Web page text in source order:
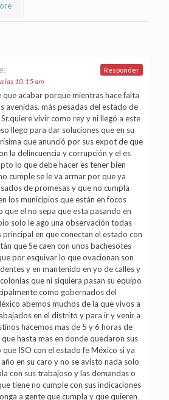
las 10:15 am
que acabar porque mientras hace falta
avenidas. más pesadas del estado de
vivir como rey y ni llegó a este
llego para dar soluciones que en su
que anunció por sus expot de que
la delincuencia y corrupción y el es
lo que debe hacer es tener bien
cumple se le va armar por que ya
de promesas y que no cumpla
los municipios que están en focos
que el no sepa que esta pasando en
solo le ago una observación todas
principal en que conectan el estado con
que Se caen con unos bachesotes
por esquivar lo que ovacionan son
y en mantenido en yo de calles y
que ni siquiera pasan su equipo
como gobernados del
abemos muchos de la que vivos a
en el distrito y para ir y venir a
hacemos mas de 5 y 6 horas de
hasta mas en donde quedaron sus
ISO con el estado fe México si ya
en su caro y no se avisto nada solo
con sus trabajoso y las demandas o
tiene no cumple con sus indicaciones
a gente que cumpla y que quieren
Responder